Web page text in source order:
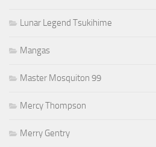
Lunar Legend Tsukihime
Mangas
Master Mosquiton 99
Mercy Thompson
Merry Gentry